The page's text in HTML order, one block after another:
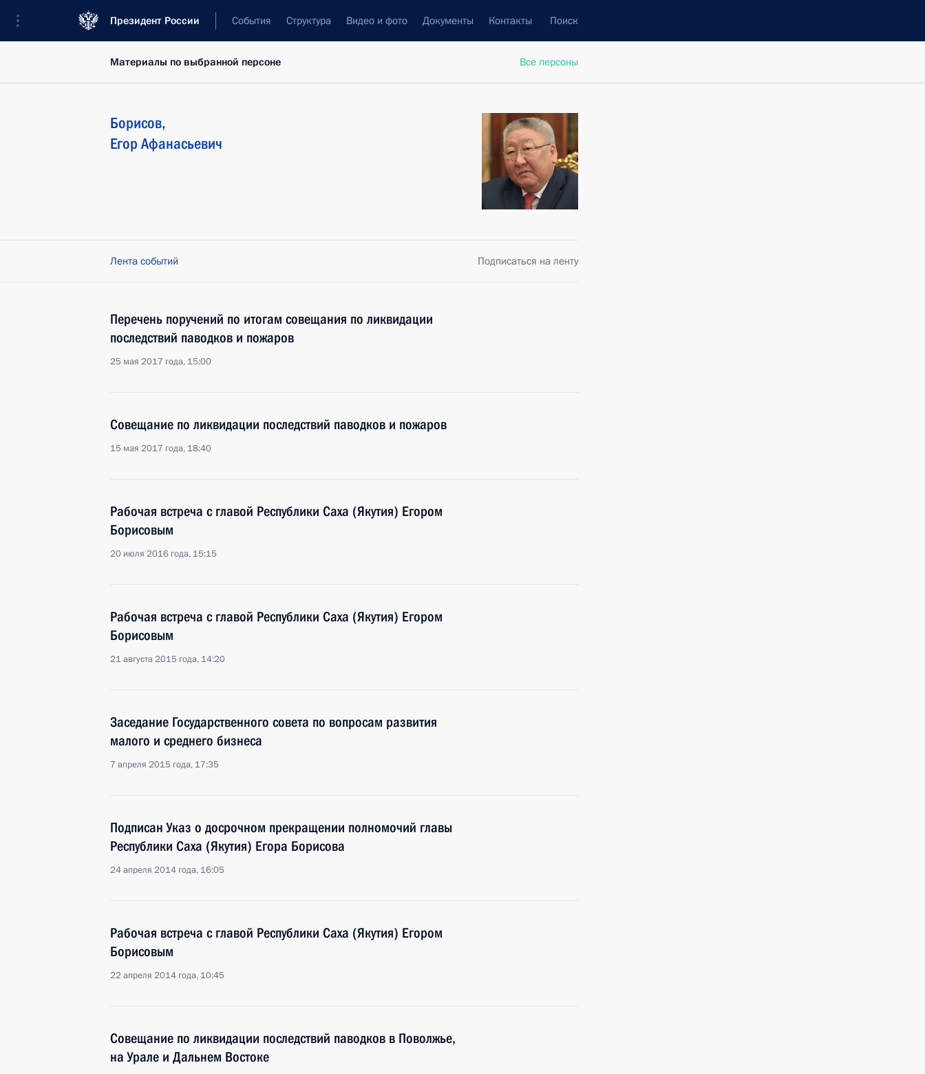
Президент России События Структура Видео и фото Документы Контакты Поиск
Все персоны
Материалы по выбранной персоне
Борисов,
Егор Афанасьевич
Лента событий Подписаться на ленту
Перечень поручений по итогам совещания по ликвидации
последствий паводков и пожаров
25 мая 2017 года, 15:00
Совещание по ликвидации последствий паводков и пожаров
15 мая 2017 года, 18:40
Рабочая встреча с главой Республики Саха (Якутия) Егором
Борисовым
20 июля 2016 года, 15:15
Рабочая встреча с главой Республики Саха (Якутия) Егором
Борисовым
21 августа 2015 года, 14:20
Заседание Государственного совета по вопросам развития
малого и среднего бизнеса
7 апреля 2015 года, 17:35
Подписан Указ о досрочном прекращении полномочий главы
Республики Саха (Якутия) Егора Борисова
24 апреля 2014 года, 16:05
Рабочая встреча с главой Республики Саха (Якутия) Егором
Борисовым
22 апреля 2014 года, 10:45
Совещание по ликвидации последствий паводков в Поволжье,
на Урале и Дальнем Востоке